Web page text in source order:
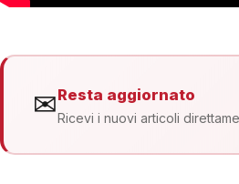
✉Resta aggiornato
Ricevi i nuovi articoli